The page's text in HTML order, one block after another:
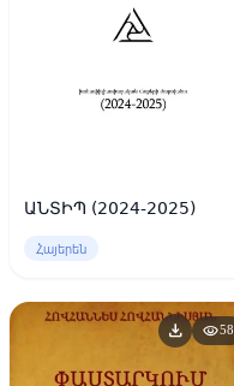
ԱՆՏԻՊ (2024-2025)
Հայերեն
download visibility58